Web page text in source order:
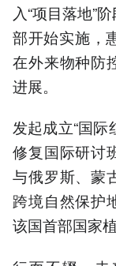
入“项目落地”
部开始实施，
在外来物种防
进展。
发起成立“国
修复国际研讨
与俄罗斯、蒙
跨境自然保护
该国首部国家